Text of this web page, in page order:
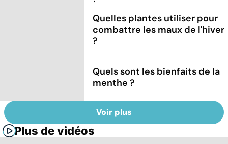
Quelles plantes utiliser pour
combattre les maux de l'hiver
?
Quels sont les bienfaits de la
menthe ?
Voir plus
Plus de vidéos